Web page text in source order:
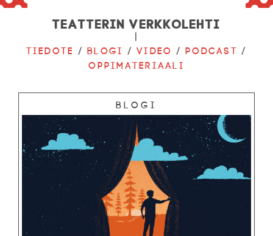
Teatterin verkkolehti
|
Tiedote /Blogi /Video /Podcast /
Oppimateriaali
Blogi